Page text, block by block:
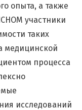
опыта, а также
участники
таких
медицинской
процесса
исследований